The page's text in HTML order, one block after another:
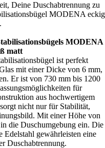
Deine Duschabtrennung zu
MODENA eckig
MODENA
matt
ist perfekt
mit einer Dicke von 6 mm,
Er ist von 730 mm bis 1200
für
aus hochwertigem
nicht nur für Stabilität,
Mit einer Höhe von
die Duschumgebung ein. Die
Edelstahl gewährleisten eine
Duschabtrennung.